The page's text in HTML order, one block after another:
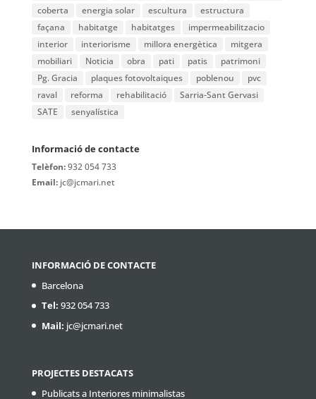
coberta
energia solar escultura
estructura
façana
habitatge habitatges
impermeabilitzacio
interior
interiorisme millora energètica
mitgera
mobiliari
Noticia obra pati patis
patrimoni
Pg. Gracia
plaques fotovoltaiques poblenou
pvc
raval
reforma rehabilitació
Sarria-Sant Gervasi
SATE
senyalística
Informació de contacte
Telèfon:932 054 733
Email:jc@jcmari.net
INFORMACIÓ DE CONTACTE
Barcelona
Tel: 932 054 733
Mail: jc@jcmari.net
PROJECTES DESTACATS
Publicats a Interiores minimalistas